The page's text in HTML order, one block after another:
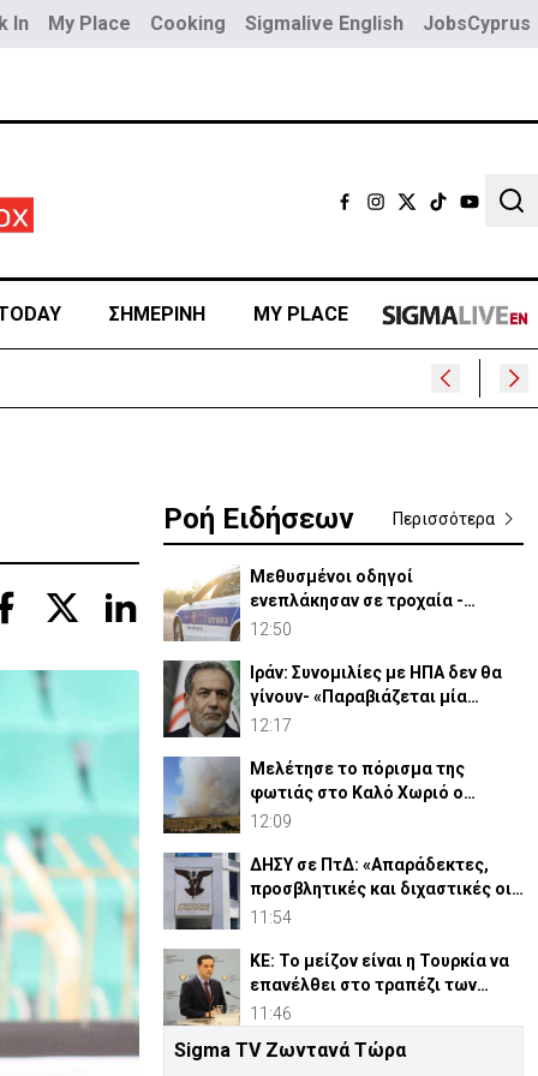
In My Place Cooking Sigmalive English JobsCyprus
ΣΗΜΕΡΙΝΗ MY PLACE
Ροή Ειδήσεων Περισσότερα
Μεθυσμένοι οδηγοί
ενεπλάκησαν σε τροχαία -
43χρονη αρνήθηκε έλεγχο
12:50
Ιράν: Συνομιλίες με ΗΠΑ δεν θα
γίνουν- «Παραβιάζεται μία
μεταβατική συμφωνία»
12:17
Μελέτησε το πόρισμα της
φωτιάς στο Καλό Χωριό ο
Πάλμας- «Ουδέν σχόλιο»
12:09
ΔΗΣΥ σε ΠτΔ: «Απαράδεκτες,
προσβλητικές και διχαστικές οι
αναφορές του»
11:54
ΚΕ: Το μείζον είναι η Τουρκία να
επανέλθει στο τραπέζι των
διαπραγματεύσεων
11:46
Τσολάκη: Αδιαπραγμάτευτη
Sigma TV Ζωντανά Τώρα